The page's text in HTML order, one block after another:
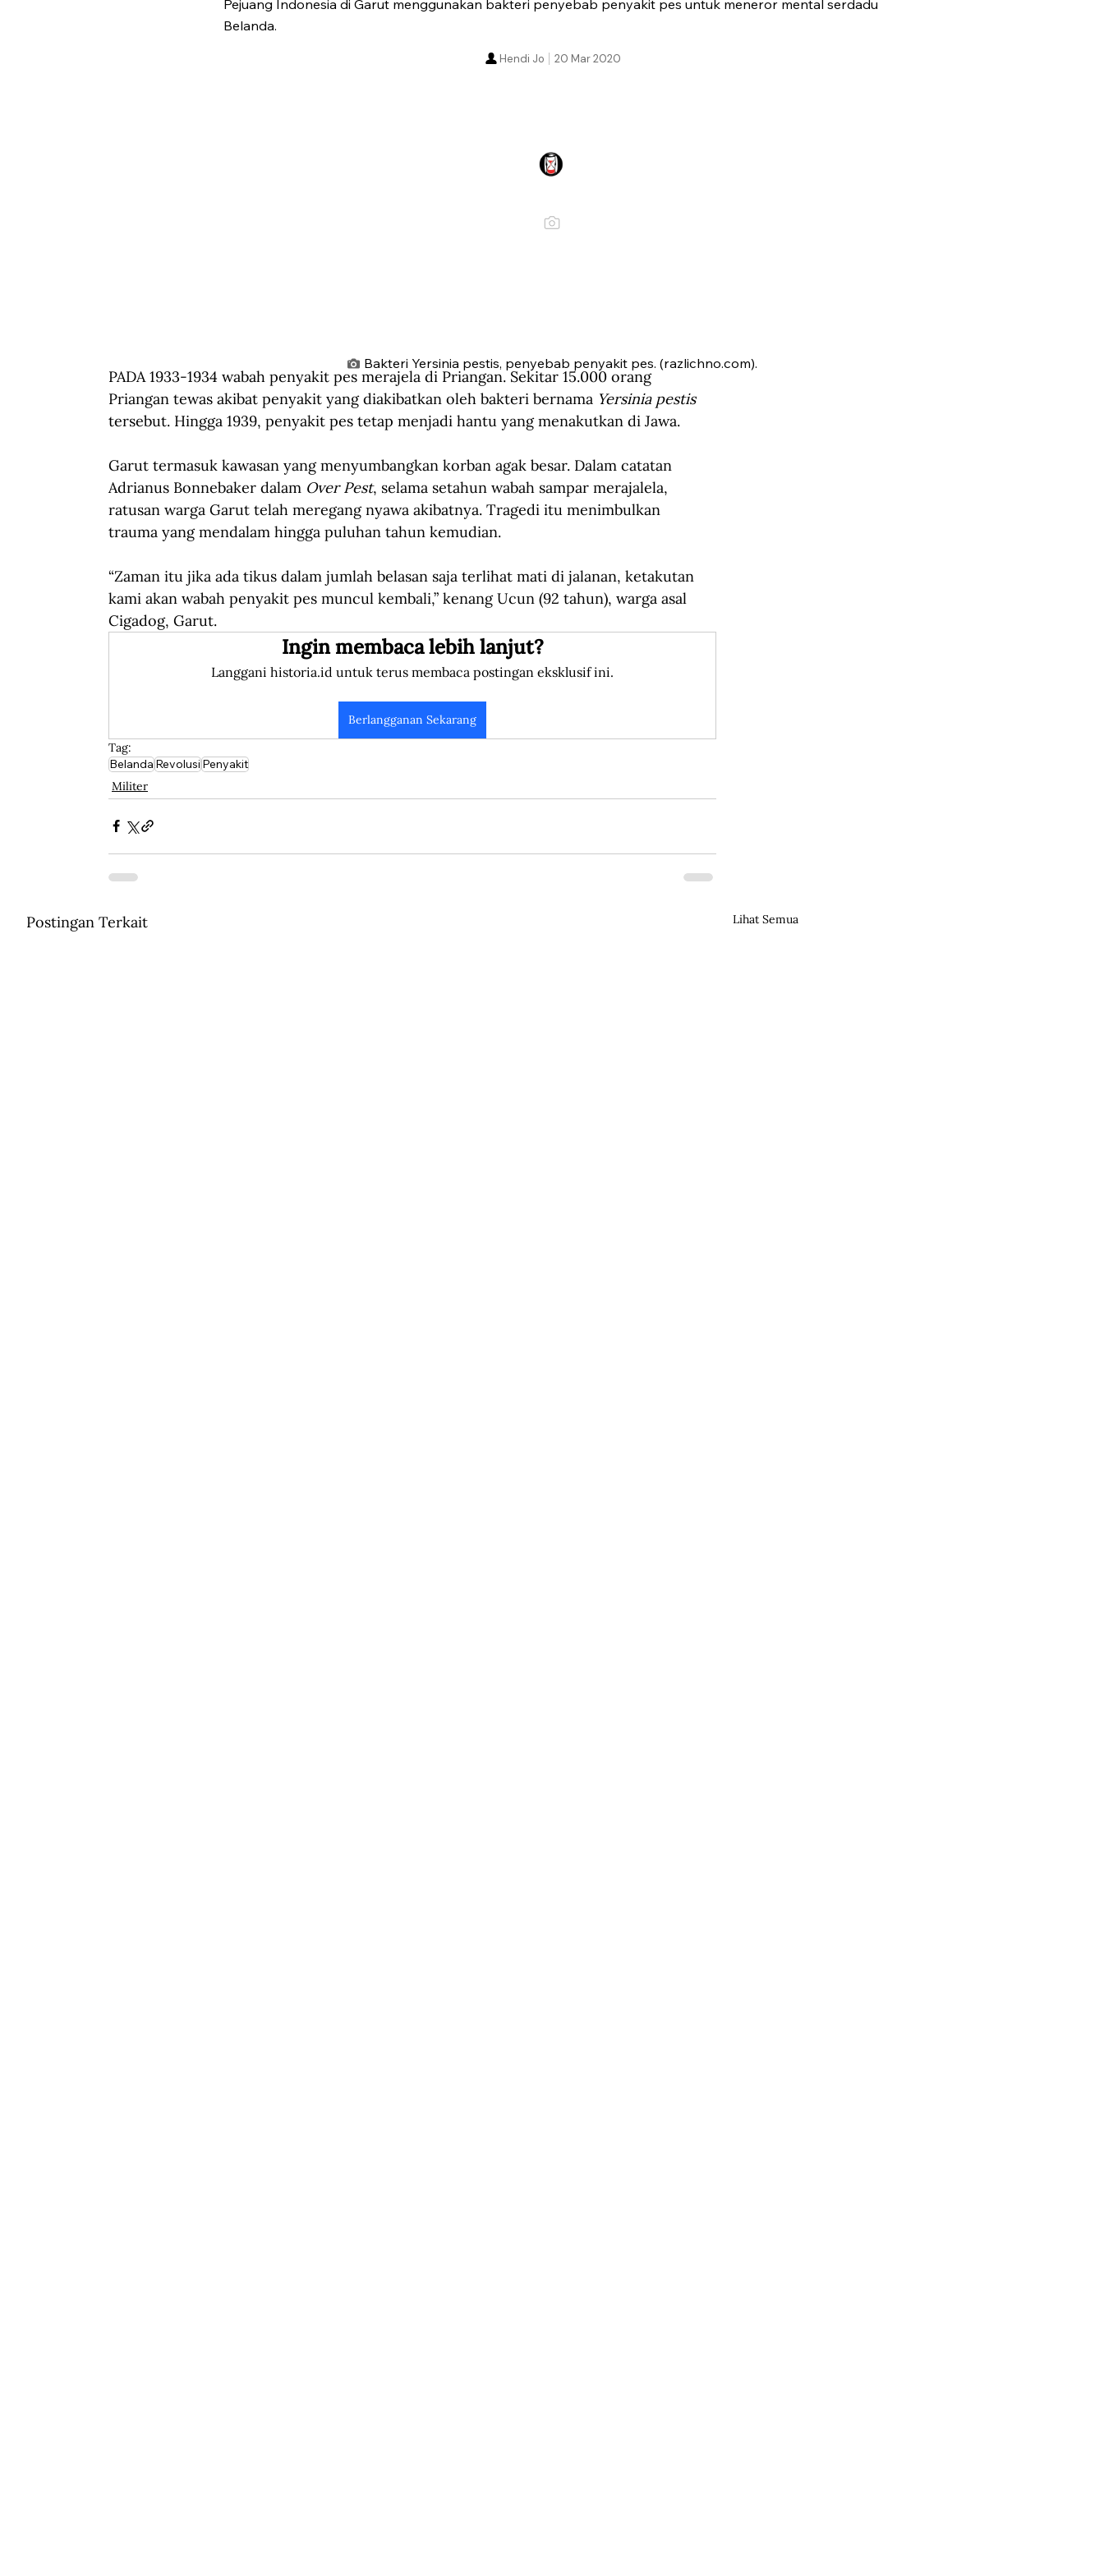
Pejuang Indonesia di Garut menggunakan bakteri penyebab penyakit pes untuk meneror mental serdadu
Belanda.
20 Mar 2020
Hendi Jo
Bakteri Yersinia pestis, penyebab penyakit pes. (razlichno.com).
PADA 1933-1934 wabah penyakit pes merajela di Priangan. Sekitar 15.000 orang
Priangan tewas akibat penyakit yang diakibatkan oleh bakteri bernama Yersinia pestis
tersebut. Hingga 1939, penyakit pes tetap menjadi hantu yang menakutkan di Jawa.
Garut termasuk kawasan yang menyumbangkan korban agak besar. Dalam catatan
Adrianus Bonnebaker dalam Over Pest, selama setahun wabah sampar merajalela,
ratusan warga Garut telah meregang nyawa akibatnya. Tragedi itu menimbulkan
trauma yang mendalam hingga puluhan tahun kemudian.
“Zaman itu jika ada tikus dalam jumlah belasan saja terlihat mati di jalanan, ketakutan
kami akan wabah penyakit pes muncul kembali,” kenang Ucun (92 tahun), warga asal
Cigadog, Garut.
Ingin membaca lebih lanjut?
Langgani historia.id untuk terus membaca postingan eksklusif ini.
Berlangganan Sekarang
Tag:
BelandaRevolusiPenyakit
Militer
Postingan Terkait Lihat Semua